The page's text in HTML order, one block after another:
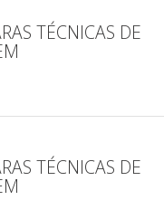
TÉCNICAS DE
TÉCNICAS DE